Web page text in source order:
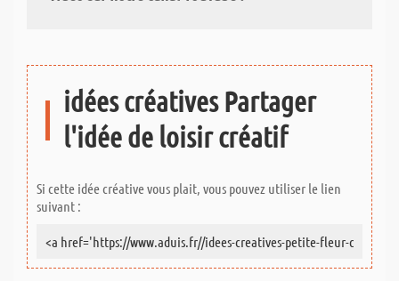
idées créatives Partager
l'idée de loisir créatif
Si cette idée créative vous plait, vous pouvez utiliser le lien
suivant :